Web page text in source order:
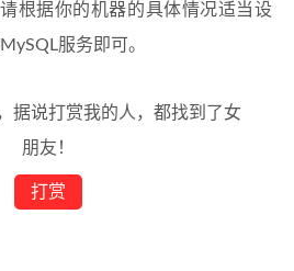
根据你的机器的具体情况适当设
服务即可。
据说打赏我的人，都找到了女
朋友！
打赏